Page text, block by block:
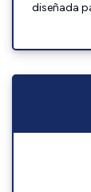
diseñada